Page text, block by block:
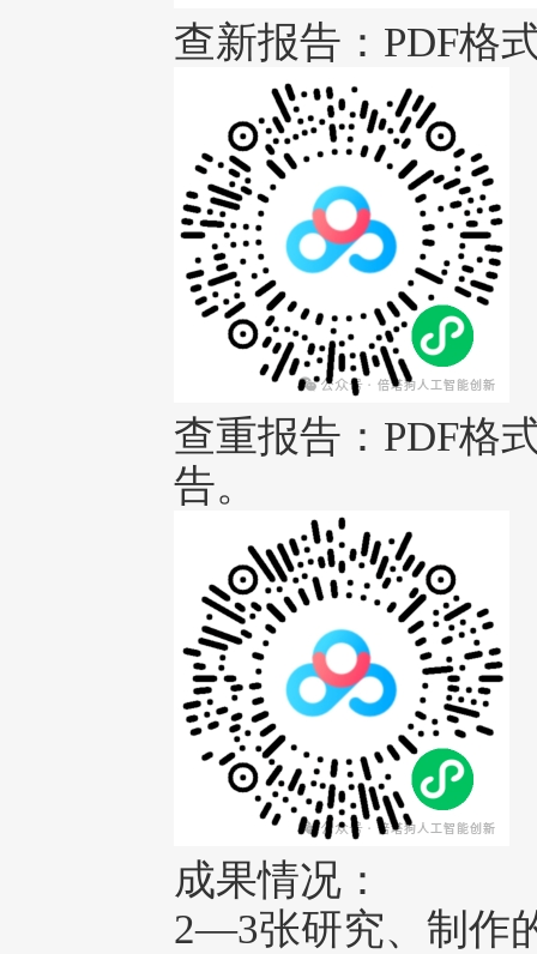
查新报告：PDF格
查重报告：PDF格
告。
成果情况：
2—3张研究、制作